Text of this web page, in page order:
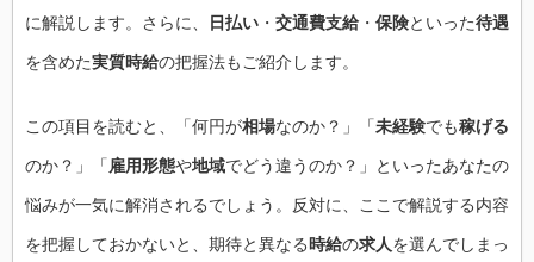
に解説します。さらに、 日払い ・ 交通費支給・ 保険といった待遇
を含めた実質時給の把握法もご紹介します。
この項目を読むと、「何円が相場なのか？」「未経験でも稼げる
のか？」「 雇用形態や地域でどう違うのか？」といったあなたの
悩みが一気に解消されるでしょう。反対に、ここで解説する内容
を把握しておかないと、期待と異なる時給の求人を選んでしまっ